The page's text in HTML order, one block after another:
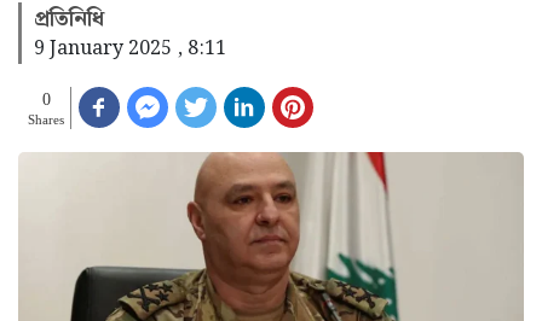
প্রতিনিধি
9 January 2025 , 8:11
0
Shares